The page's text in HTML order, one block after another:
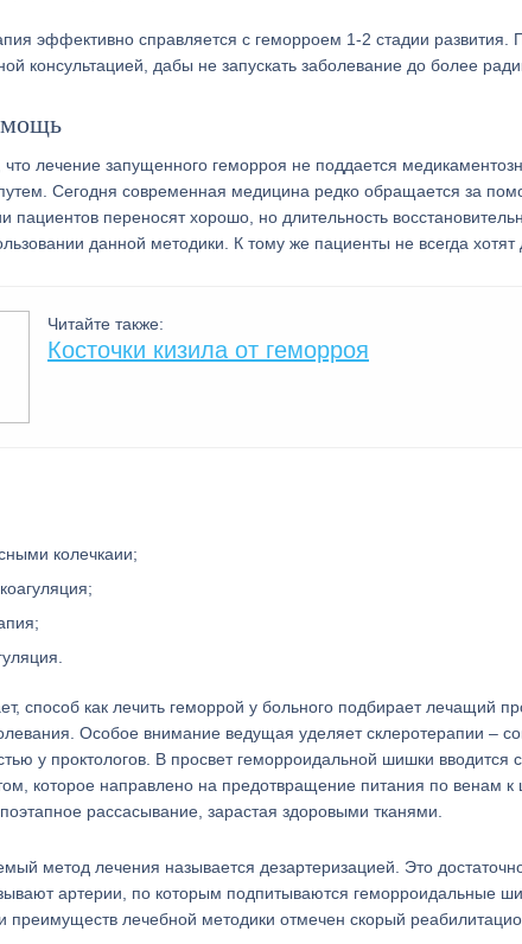
эффективно справляется с геморроем 1-2 стадии развития.
консультацией, дабы не запускать заболевание до более
лечение запущенного геморроя не поддается
Сегодня современная медицина редко обращается за
переносят хорошо, но длительность
данной методики. К тому же пациенты не всегда
Читайте также:
Косточки кизила от геморроя
колечкаии;
способ как лечить геморрой у больного подбирает лечащий
Особое внимание ведущая уделяет склеротерапии –
у проктологов. В просвет геморроидальной шишки
которое направлено на предотвращение питания по венам
рассасывание, зарастая здоровыми тканями.
метод лечения называется дезартеризацией. Это
артерии, по которым подпитываются геморроидальные
преимуществ лечебной методики отмечен скорый